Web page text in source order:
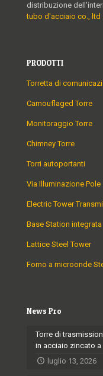
distribuzione
tubo d'acciaio co., ltd
PRODOTTI
Torretta di
Camouflaged Torre
Monitoraggio Torre
Chimney Torre
Torri autoportanti
Via Illuminazione Pole
Electric Tower
Base Station integrata
Lattice Steel Tower
Forno a microonde
News Pro
Torre di
in acciaio zincato a
luglio 13, 2026